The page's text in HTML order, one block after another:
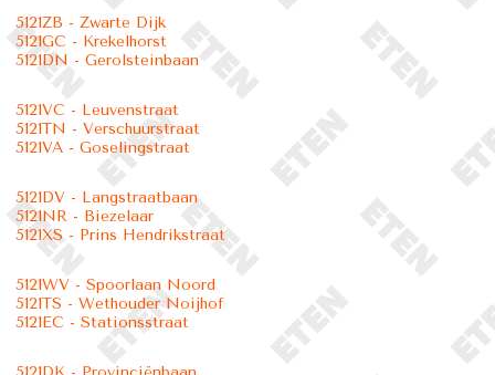
5121ZB - Zwarte Dijk
5121GC - Krekelhorst
5121DN - Gerolsteinbaan
5121VC - Leuvenstraat
5121TN - Verschuurstraat
5121VA - Goselingstraat
5121DV - Langstraatbaan
5121NR - Biezelaar
5121XS - Prins Hendrikstraat
5121WV - Spoorlaan Noord
5121TS - Wethouder Noijhof
5121EC - Stationsstraat